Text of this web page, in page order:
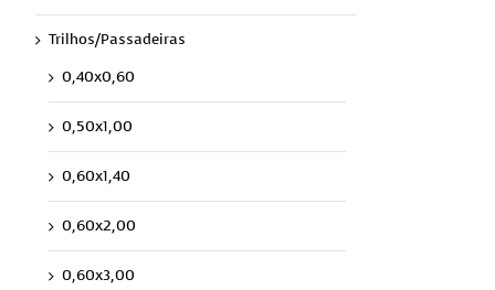
Trilhos/Passadeiras
0,40x0,60
0,50x1,00
0,60x1,40
0,60x2,00
0,60x3,00